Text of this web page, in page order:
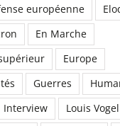
européenne
En Marche
Europe
Guerres
Interview Louis Vogel